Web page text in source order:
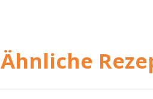
Ähnliche